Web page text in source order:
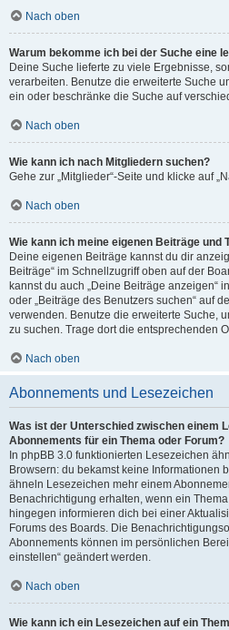
Nach oben
Warum bekomme ich bei der Suche eine
Deine Suche lieferte zu viele Ergebnisse,
verarbeiten. Benutze die erweiterte Suche
ein oder beschränke die Suche auf
Nach oben
Wie kann ich nach Mitgliedern suchen?
Gehe zur „Mitglieder“-Seite und klicke auf
Nach oben
Wie kann ich meine eigenen Beiträge und
Deine eigenen Beiträge kannst du dir
Beiträge“ im Schnellzugriff oben auf der
kannst du auch „Deine Beiträge anzeigen“
oder „Beiträge des Benutzers suchen“ auf
verwenden. Benutze die erweiterte Suche,
zu suchen. Trage dort die entsprechenden
Nach oben
Abonnements und Lesezeichen
Was ist der Unterschied zwischen einem
Abonnements für ein Thema oder Forum?
In phpBB 3.0 funktionierten Lesezeichen
Browsern: du bekamst keine Informationen
ähneln Lesezeichen mehr einem
Benachrichtigung erhalten, wenn ein
hingegen informieren dich bei einer
Forums des Boards. Die
Abonnements können im persönlichen
einstellen“ geändert werden.
Nach oben
Wie kann ich ein Lesezeichen auf ein